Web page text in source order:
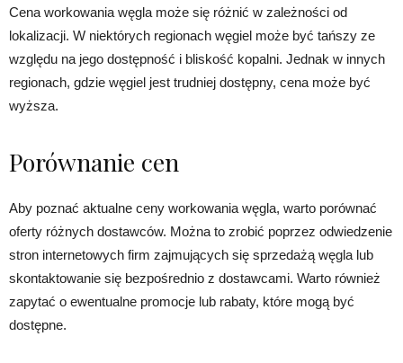
Cena workowania węgla może się różnić w zależności od
lokalizacji. W niektórych regionach węgiel może być tańszy ze
względu na jego dostępność i bliskość kopalni. Jednak w innych
regionach, gdzie węgiel jest trudniej dostępny, cena może być
wyższa.
Porównanie cen
Aby poznać aktualne ceny workowania węgla, warto porównać
oferty różnych dostawców. Można to zrobić poprzez odwiedzenie
stron internetowych firm zajmujących się sprzedażą węgla lub
skontaktowanie się bezpośrednio z dostawcami. Warto również
zapytać o ewentualne promocje lub rabaty, które mogą być
dostępne.